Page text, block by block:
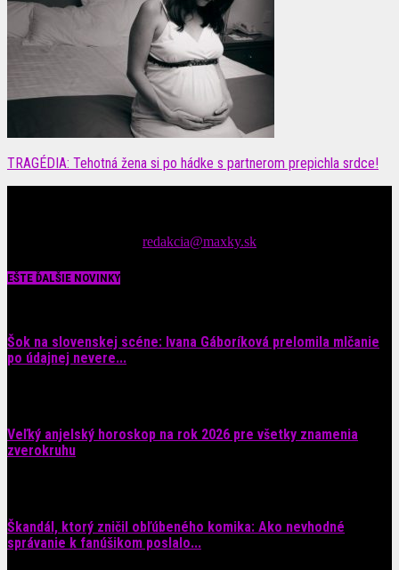
TRAGÉDIA: Tehotná žena si po hádke s partnerom prepichla srdce!
redakcia@maxky.sk
EŠTE ĎALŠIE NOVINKY
Šok na slovenskej scéne: Ivana Gáboríková prelomila mlčanie
po údajnej nevere...
Veľký anjelský horoskop na rok 2026 pre všetky znamenia
zverokruhu
Škandál, ktorý zničil obľúbeného komika: Ako nevhodné
správanie k fanúšikom poslalo...